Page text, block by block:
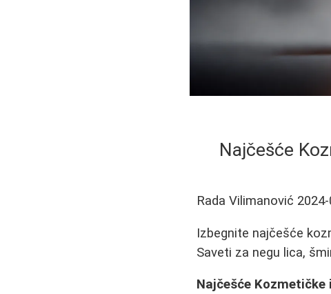
Najčešće
Rada Vilimanović
Izbegnite najčešće
Saveti za negu lica,
Najčešće Kozmetičke